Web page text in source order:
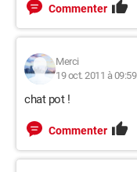
Commenter
Merci
19 oct. 2011 à 09:59
chat pot !
Commenter